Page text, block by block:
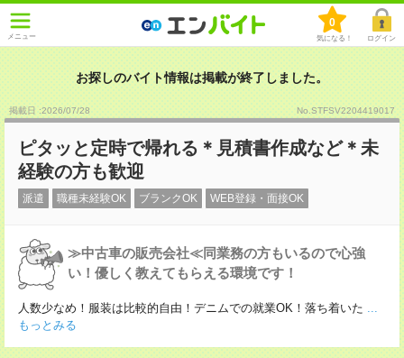
メニュー
0
気になる！ ログイン
お探しのバイト情報は掲載が終了しました。
掲載日 :2026/07/28 No.STFSV2204419017
ピタッと定時で帰れる＊見積書作成など＊未
経験の方も歓迎
派遣 職種未経験OK ブランクOK WEB登録・面接OK
≫中古車の販売会社≪同業務の方もいるので心強
い！優しく教えてもらえる環境です！
人数少なめ！服装は比較的自由！デニムでの就業OK！落ち着いた ...
もっとみる